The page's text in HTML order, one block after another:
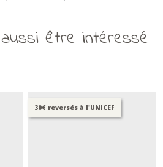
être intéressé
30€ reversés à l'UNICEF